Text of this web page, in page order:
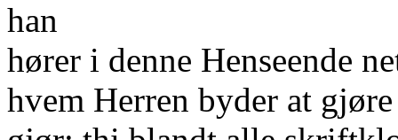
han
hører i denne Henseende
hvem Herren byder at